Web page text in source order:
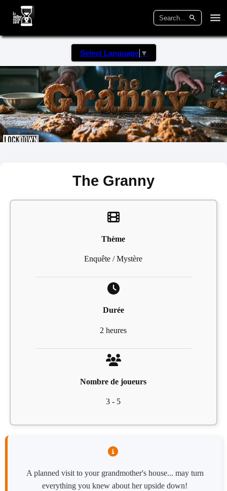
Select Language ▼
The Granny
Thème
Enquête / Mystère
Durée
2 heures
Nombre de joueurs
3 - 5
A planned visit to your grandmother's house... may turn
everything you knew about her upside down!